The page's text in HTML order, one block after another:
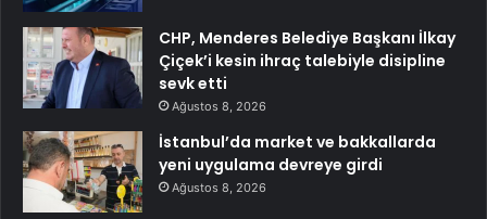
CHP, Menderes Belediye Başkanı İlkay
Çiçek’i kesin ihraç talebiyle disipline
sevk etti
Ağustos 8, 2026
İstanbul’da market ve bakkallarda
yeni uygulama devreye girdi
Ağustos 8, 2026